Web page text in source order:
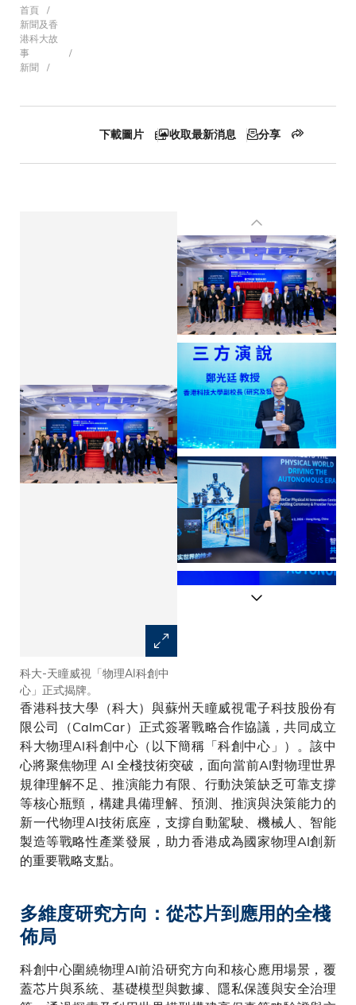
導
航
連
首頁
新聞及香
港科大故
事
新聞
下載圖片 收取最新消息 分享
科大-天瞳威視「物理AI科創中
心」正式揭牌。
年重塑人類社會的核心力量。
香港科技大學（科大）與蘇州天瞳威視電子科技股份有
限公司（CalmCar）正式簽署戰略合作協議，共同成立
科大物理AI科創中心（以下簡稱「科創中心」）。該中
心將聚焦物理 AI 全棧技術突破，面向當前AI對物理世界
規律理解不足、推演能力有限、行動決策缺乏可靠支撐
等核心瓶頸，構建具備理解、預測、推演與決策能力的
新一代物理AI技術底座，支撐自動駕駛、機械人、智能
製造等戰略性產業發展，助力香港成為國家物理AI創新
的重要戰略支點。
多維度研究方向：從芯片到應用的全棧
佈局
科創中心圍繞物理AI前沿研究方向和核心應用場景，覆
蓋芯片與系統、基礎模型與數據、隱私保護與安全治理